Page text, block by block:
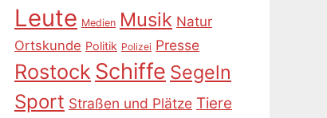
Leute Medien Musik Natur
Ortskunde Politik Polizei Presse
Rostock Schiffe Segeln
Sport Straßen und Plätze Tiere